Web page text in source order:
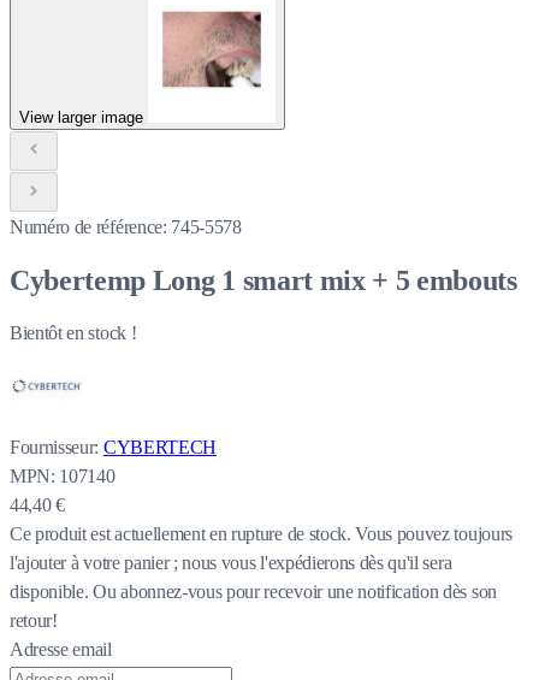
View larger image
Numéro de référence: 745-5578
Cybertemp Long 1 smart mix + 5 embouts
Bientôt en stock !
Fournisseur: CYBERTECH
MPN: 107140
44,40 €
Ce produit est actuellement en rupture de stock. Vous pouvez toujours
l'ajouter à votre panier ; nous vous l'expédierons dès qu'il sera
disponible. Ou abonnez-vous pour recevoir une notification dès son
retour!
Adresse email